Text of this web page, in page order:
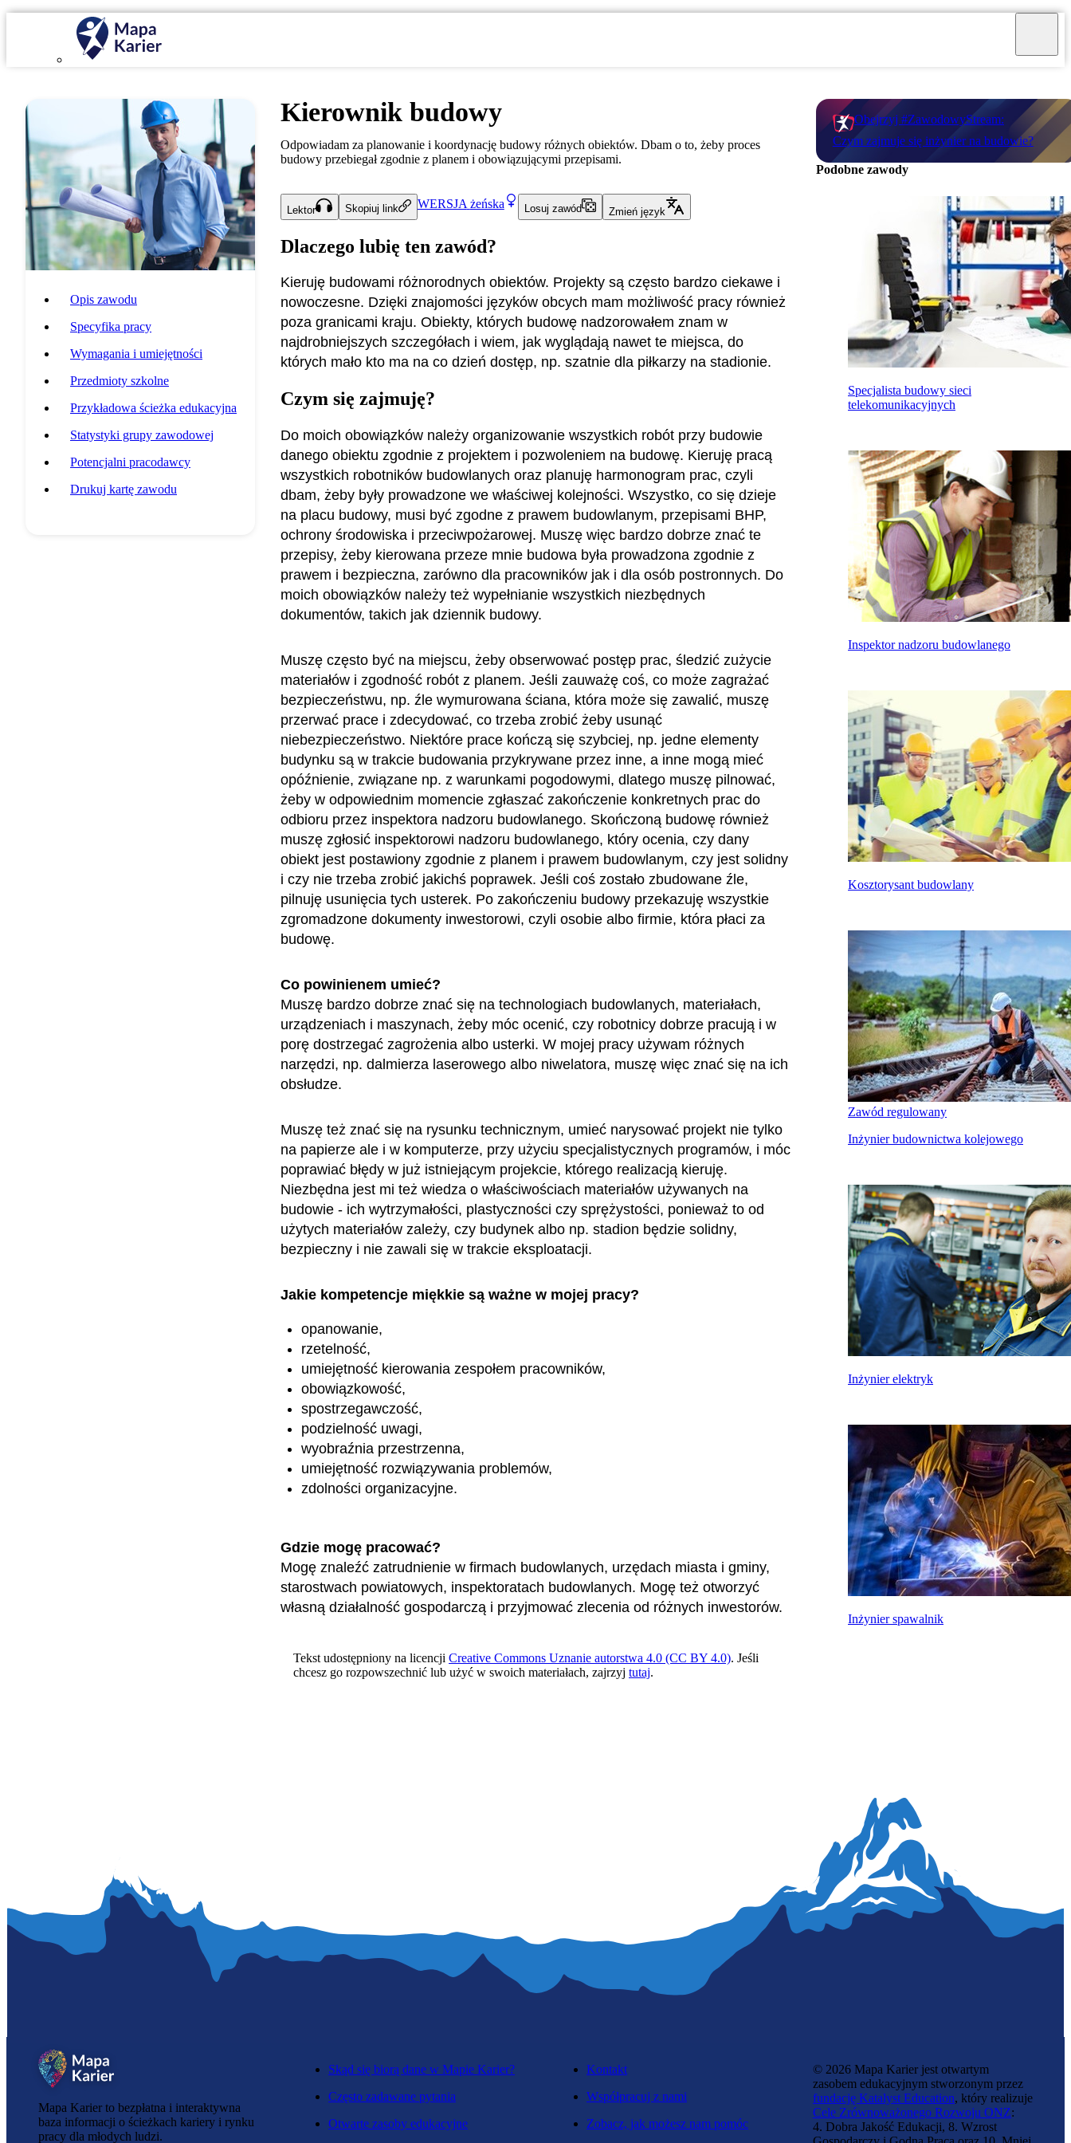
Opis zawodu
Specyfika pracy
Wymagania i umiejętności
Przedmioty szkolne
Przykładowa ścieżka edukacyjna
Statystyki grupy zawodowej
Potencjalni pracodawcy
Drukuj kartę zawodu
Kierownik budowy
Odpowiadam za planowanie i koordynację budowy różnych obiektów. Dbam o to, żeby proces
budowy przebiegał zgodnie z planem i obowiązującymi przepisami.
Lektor Skopiuj link WERSJA żeńska Losuj zawód Zmień język
Dlaczego lubię ten zawód?
Kieruję budowami różnorodnych obiektów. Projekty są często bardzo ciekawe i
nowoczesne. Dzięki znajomości języków obcych mam możliwość pracy również
poza granicami kraju. Obiekty, których budowę nadzorowałem znam w
najdrobniejszych szczegółach i wiem, jak wyglądają nawet te miejsca, do
których mało kto ma na co dzień dostęp, np. szatnie dla piłkarzy na stadionie.
Czym się zajmuję?
Do moich obowiązków należy organizowanie wszystkich robót przy budowie
danego obiektu zgodnie z projektem i pozwoleniem na budowę. Kieruję pracą
wszystkich robotników budowlanych oraz planuję harmonogram prac, czyli
dbam, żeby były prowadzone we właściwej kolejności. Wszystko, co się dzieje
na placu budowy, musi być zgodne z prawem budowlanym, przepisami BHP,
ochrony środowiska i przeciwpożarowej. Muszę więc bardzo dobrze znać te
przepisy, żeby kierowana przeze mnie budowa była prowadzona zgodnie z
prawem i bezpieczna, zarówno dla pracowników jak i dla osób postronnych. Do
moich obowiązków należy też wypełnianie wszystkich niezbędnych
dokumentów, takich jak dziennik budowy.
Muszę często być na miejscu, żeby obserwować postęp prac, śledzić zużycie
materiałów i zgodność robót z planem. Jeśli zauważę coś, co może zagrażać
bezpieczeństwu, np. źle wymurowana ściana, która może się zawalić, muszę
przerwać prace i zdecydować, co trzeba zrobić żeby usunąć
niebezpieczeństwo. Niektóre prace kończą się szybciej, np. jedne elementy
budynku są w trakcie budowania przykrywane przez inne, a inne mogą mieć
opóźnienie, związane np. z warunkami pogodowymi, dlatego muszę pilnować,
żeby w odpowiednim momencie zgłaszać zakończenie konkretnych prac do
odbioru przez inspektora nadzoru budowlanego. Skończoną budowę również
muszę zgłosić inspektorowi nadzoru budowlanego, który ocenia, czy dany
obiekt jest postawiony zgodnie z planem i prawem budowlanym, czy jest solidny
i czy nie trzeba zrobić jakichś poprawek. Jeśli coś zostało zbudowane źle,
pilnuję usunięcia tych usterek. Po zakończeniu budowy przekazuję wszystkie
zgromadzone dokumenty inwestorowi, czyli osobie albo firmie, która płaci za
budowę.
Co powinienem umieć?
Muszę bardzo dobrze znać się na technologiach budowlanych, materiałach,
urządzeniach i maszynach, żeby móc ocenić, czy robotnicy dobrze pracują i w
porę dostrzegać zagrożenia albo usterki. W mojej pracy używam różnych
narzędzi, np. dalmierza laserowego albo niwelatora, muszę więc znać się na ich
obsłudze.
Muszę też znać się na rysunku technicznym, umieć narysować projekt nie tylko
na papierze ale i w komputerze, przy użyciu specjalistycznych programów, i móc
poprawiać błędy w już istniejącym projekcie, którego realizacją kieruję.
Niezbędna jest mi też wiedza o właściwościach materiałów używanych na
budowie - ich wytrzymałości, plastyczności czy sprężystości, ponieważ to od
użytych materiałów zależy, czy budynek albo np. stadion będzie solidny,
bezpieczny i nie zawali się w trakcie eksploatacji.
Jakie kompetencje miękkie są ważne w mojej pracy?
opanowanie,
rzetelność,
umiejętność kierowania zespołem pracowników,
obowiązkowość,
spostrzegawczość,
podzielność uwagi,
wyobraźnia przestrzenna,
umiejętność rozwiązywania problemów,
zdolności organizacyjne.
Gdzie mogę pracować?
Mogę znaleźć zatrudnienie w firmach budowlanych, urzędach miasta i gminy,
starostwach powiatowych, inspektoratach budowlanych. Mogę też otworzyć
własną działalność gospodarczą i przyjmować zlecenia od różnych inwestorów.
Tekst udostępniony na licencji Creative Commons Uznanie autorstwa 4.0 (CC BY 4.0). Jeśli
chcesz go rozpowszechnić lub użyć w swoich materiałach, zajrzyj tutaj.
Obejrzyj #ZawodowyStream:
Czym zajmuje się inżynier na budowie?
Podobne zawody
Specjalista budowy sieci
telekomunikacyjnych
Inspektor nadzoru budowlanego
Kosztorysant budowlany
Zawód regulowany
Inżynier budownictwa kolejowego
Inżynier elektryk
Inżynier spawalnik
Mapa Karier to bezpłatna i interaktywna
baza informacji o ścieżkach kariery i rynku
pracy dla młodych ludzi.
Skąd się biorą dane w Mapie Karier?
Często zadawane pytania
Otwarte zasoby edukacyjne
Kontakt
Współpracuj z nami
Zobacz, jak możesz nam pomóc
© 2026 Mapa Karier jest otwartym
zasobem edukacyjnym stworzonym przez
fundację Katalyst Education, który realizuje
Cele Zrównoważonego Rozwoju ONZ:
4. Dobra Jakość Edukacji, 8. Wzrost